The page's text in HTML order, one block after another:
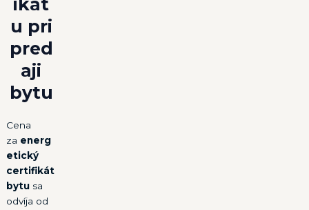
ikát
u pri
pred
aji
bytu
Cena
za energ
etický
certifikát
bytu sa
odvíja od